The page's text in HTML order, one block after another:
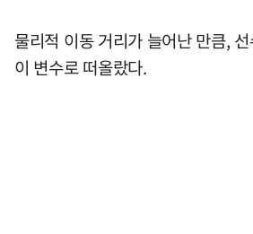
물리적 이동 거리가 늘어난 만큼,
이 변수로 떠올랐다.